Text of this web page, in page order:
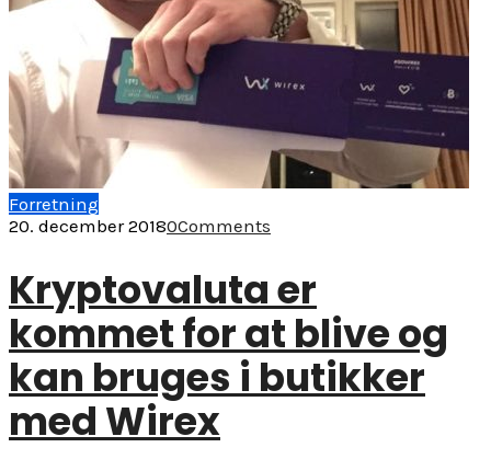
Forretning
20. december 20180Comments
Kryptovaluta er
kommet for at blive og
kan bruges i butikker
med Wirex